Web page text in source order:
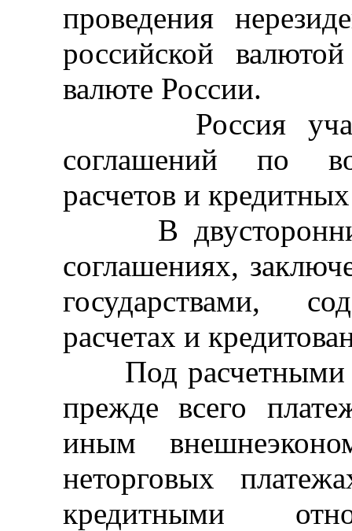
проведения
российской
валюте России.
Россия
соглашений по
расчетов и
В двусторонних
соглашениях,
государствами,
расчетах и
Под расчетными
прежде всего
иным
неторговых
кредитными